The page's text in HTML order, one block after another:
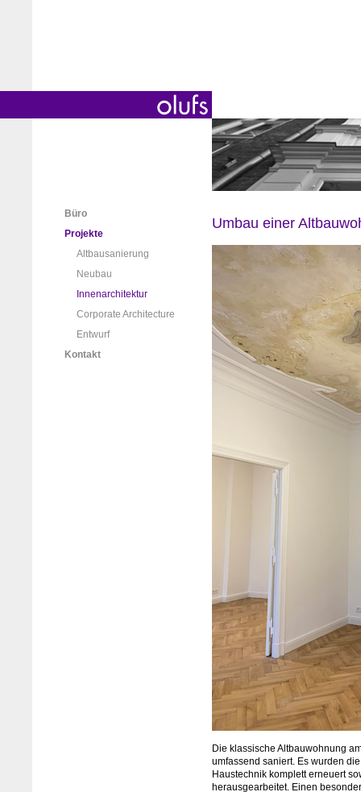
Büro
Projekte
Altbausanierung
Neubau
Innenarchitektur
Corporate Architecture
Entwurf
Kontakt
Umbau einer
Die klassische Altbauwohnung
umfassend saniert. Es wurden
Haustechnik komplett erneuert
herausgearbeitet. Einen